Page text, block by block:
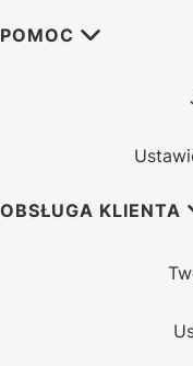
POMOC
OBSŁUGA KLIENTA